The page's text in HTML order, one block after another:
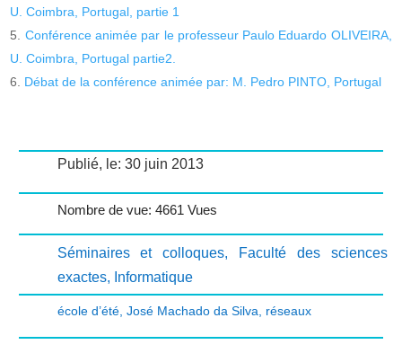
U. Coimbra, Portugal, partie 1
Conférence animée par le professeur Paulo Eduardo OLIVEIRA,
U. Coimbra, Portugal partie2.
Débat de la conférence animée par: M. Pedro PINTO, Portugal
Publié, le: 30 juin 2013
Nombre de vue: 4661 Vues
Séminaires et colloques,
Faculté des sciences
exactes, Informatique
école d’été, José Machado da Silva réseaux